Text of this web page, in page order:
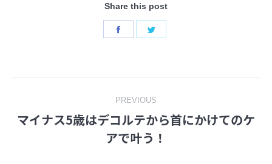
Share this post
Share
navigation
PREVIOUS
Previous
post:
マイナス5歳はデコルテから首にかけてのケ
アで叶う！